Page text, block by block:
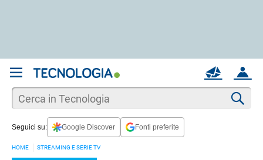
ACCOUNT
MAIL
Seguici su: Google Discover Fonti preferite
HOME STREAMING E SERIE TV